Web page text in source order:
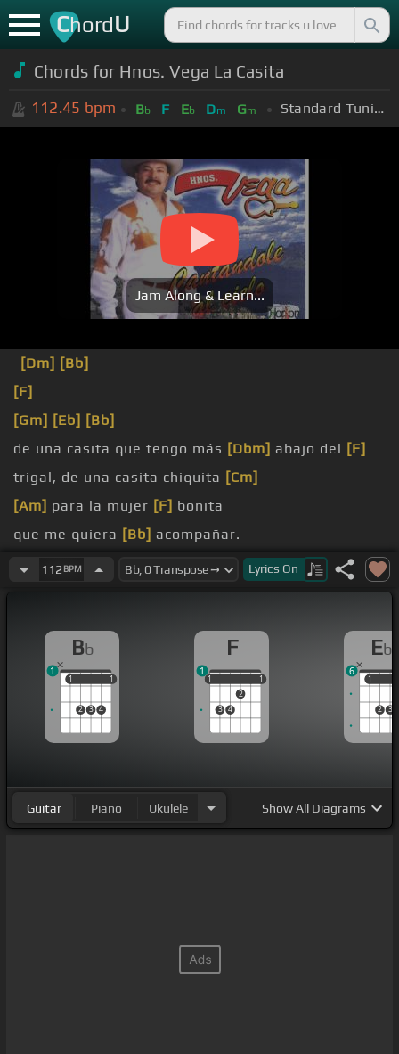
ChordU
Chords for Hnos. Vega La Casita
112.45 bpm Bb F Eb Dm Gm Standard Tuning (EADGBE)
Jam Along & Learn...
[Dm] [Bb]
[F]
[Gm] [Eb] [Bb]
de una casita que tengo más [Dbm] abajo del [F]
trigal, de una casita chiquita [Cm]
[Am] para la mujer [F] bonita
que me quiera [Bb] acompañar.
[Bb]
En el frente hay una barra donde cantan las
112 BPM Lyrics On
Bb
1
2 3 4
1
1 1
1
F
1
3 4
2
1
1 1
1
Eb
1
2 3
1
6
Guitar Piano Ukulele ShowAll Diagrams